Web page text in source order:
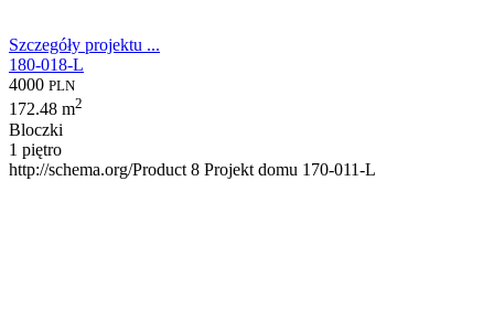
Szczegóły projektu ...
180-018-L
4000 PLN
172.48 m2
Bloczki
1 piętro
http://schema.org/Product 8 Projekt domu 170-011-L